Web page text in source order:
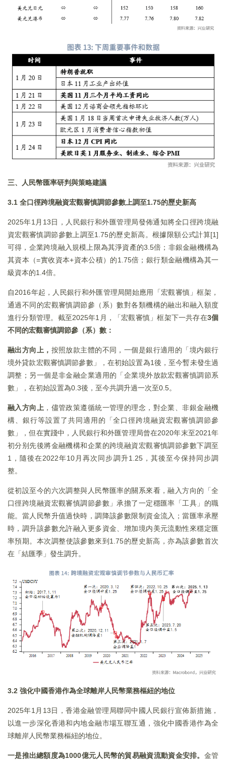
三、人民幣匯率研判與策略建議
3.1 全口徑跨境融資宏觀審慎調節參數上調至1.75的歷史新高
2025年1月13日，人民銀行和外匯管理局發佈通知將全口徑跨境融
資宏觀審慎調節參數上調至1.75的歷史新高。根據限額公式計算[1]
可得，企業跨境融入規模上限為其淨資產的3.5倍；非銀金融機構為
其資本（=實收資本+資本公積）的1.75倍；銀行類金融機構為其一
級資本的1.4倍。
自2016年起，人民銀行和外匯管理局開始應用「宏觀審慎」框架，
通過不同的宏觀審慎調節參（系）數對各類機構的融出和融入額度
進行分類管理。截至2025年1月，「宏觀審慎」框架下一共存在3個
不同的宏觀審慎調節參（系）數：
融出方向上， 按照放款主體的不同，一個是銀行適用的「境内銀行
境外貸款宏觀審慎調節參數」，在初始設置為1後，至今暫未發生過
調整；另一個是非金融企業適用的「企業境外放款宏觀審慎調節系
數」，在初始設置為0.3後，至今共調升過一次至0.5。
融入方向上 ，儘管政策遵循統一管理的理念，對企業、非銀金融機
構、銀行等設置了共同適用的「全口徑跨境融資宏觀審慎調節參
數」，但在實踐中，人民銀行和外匯管理局曾在2020年末至2021年
初分别先後將金融機構和企業的跨境融資宏觀審慎調節參數下調至
1，隨後在2022年10月再次同步調升1.25，其後至今保持同步調
整。
從初設至今的六次調整與人民幣匯率的關系來看，融入方向的「全
口徑跨境融資宏觀審慎調節參數」承擔了一定穩匯率「工具」的職
能。當人民幣升值過快時，調降該參數限制資金流入；當匯率承壓
時，調升該參數允許融入更多資金、增加境内美元流動性來穩定匯
率預期。本次調整使該參數來到1.75的歷史新高，亦為該參數首次
在「結匯季」發生調升。
3.2 強化中國香港作為全球離岸人民幣業務樞紐的地位
2025年1月13日，香港金融管理局聯同中國人民銀行宣佈新措施，
以進一步深化香港和内地金融市場互聯互通，強化中國香港作為全
球離岸人民幣業務樞紐的地位。
一是推出總額度為1000億元人民幣的貿易融資流動資金安排。 金管